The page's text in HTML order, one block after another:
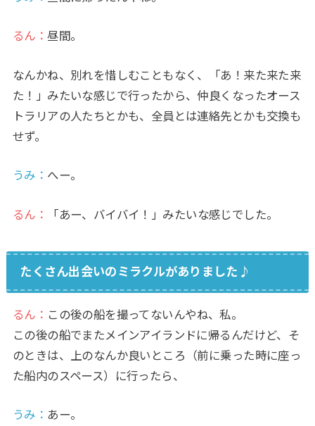
るん：昼間。
なんかね、別れを惜しむこともなく、「あ！来た来た来
た！」みたいな感じで行ったから、仲良くなったオース
トラリアの人たちとかも、全員とは連絡先とかも交換も
せず。
うみ ： へー。
るん： 「あー、バイバイ！」みたいな感じでした。
たくさん出会いのミラクルがありました♪
るん： この後の船を撮ってないんやね、私。
この後の船でまたメインアイランドに帰るんだけど、そ
のときは、上のなんか良いところ（前に乗った時に座っ
た船内のスペース）に行ったら、
うみ ： あー。